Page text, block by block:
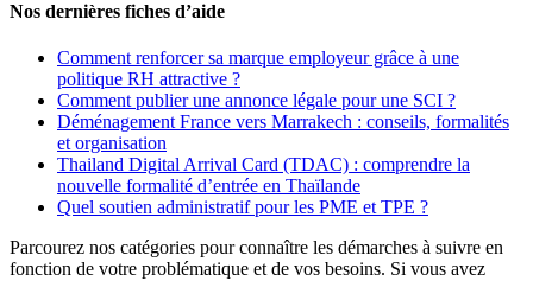
Nos dernières fiches d’aide
Comment renforcer sa marque employeur grâce à une
politique RH attractive ?
Comment publier une annonce légale pour une SCI ?
Déménagement France vers Marrakech : conseils, formalités
et organisation
Thailand Digital Arrival Card (TDAC) : comprendre la
nouvelle formalité d’entrée en Thaïlande
Quel soutien administratif pour les PME et TPE ?
Parcourez nos catégories pour connaître les démarches à suivre en
fonction de votre problématique et de vos besoins. Si vous avez